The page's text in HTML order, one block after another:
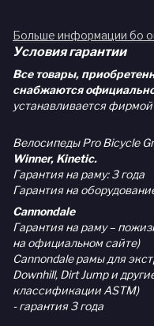
Больше информации бо
Условия гарантии
Все товары,
снабжаются
устанавливается
Велосипеды Pro Bicycle
Winner, Kinetic.
Гарантия на раму: 3 года
Гарантия на
Cannondale
Гарантия на раму –
на официальном сайте)
Cannondale рамы для
Downhill, Dirt Jump и
классификации ASTM)
- гарантия 3 года